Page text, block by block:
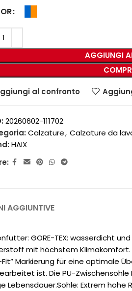
AGGIUNGI
al confronto
20260602-111702
Calzature, Calzature da
HAIX
AGGIUNTIVE
GORE-TEX: wasserdicht
mit höchstem
Markierung für eine optimale
ist. Die PU-
Lebensdauer.Sohle: Extrem